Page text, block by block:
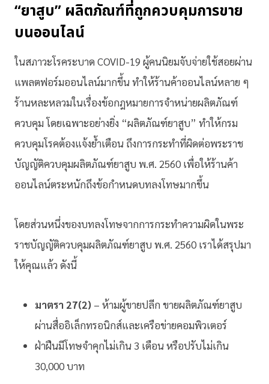
“ยาสูบ” ผลิตภัณฑ์ที่ถูกควบคุมการขาย
บนออนไลน์
ในสภาวะโรคระบาด COVID-19 ผู้คนนิยมจับจ่ายใช้สอยผ่าน
แพลตฟอร์มออนไลน์มากขึ้น ทำให้ร้านค้าออนไลน์หลาย ๆ
ร้านหละหลวมในเรื่องข้อกฎหมายการจำหน่ายผลิตภัณฑ์
ควบคุม โดยเฉพาะอย่างยิ่ง “ผลิตภัณฑ์ยาสูบ” ทำให้กรม
ควบคุมโรคต้องแจ้งย้ำเตือน ถึงการกระทำที่ผิดต่อพระราช
บัญญัติควบคุมผลิตภัณฑ์ยาสูบ พ.ศ. 2560 เพื่อให้ร้านค้า
ออนไลน์ตระหนักถึงข้อกำหนดบทลงโทษมากขึ้น
โดยส่วนหนึ่งของบทลงโทษจากการกระทำความผิดในพระ
ราชบัญญัติควบคุมผลิตภัณฑ์ยาสูบ พ.ศ. 2560 เราได้สรุปมา
ให้คุณแล้ว ดังนี้
มาตรา 27(2) – ห้ามผู้ขายปลีก ขายผลิตภัณฑ์ยาสูบ
ผ่านสื่ออิเล็กทรอนิกส์และเครือข่ายคอมพิวเตอร์
ฝ่าฝืนมีโทษจำคุกไม่เกิน 3 เดือน หรือปรับไม่เกิน
30,000 บาท